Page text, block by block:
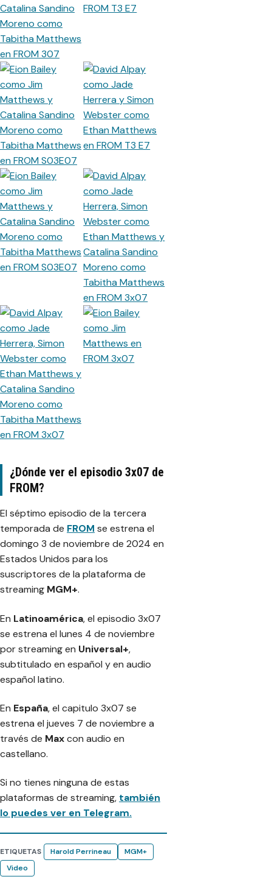
¿Dónde ver el episodio 3x07 de
FROM?
El séptimo episodio de la tercera
temporada de FROM se estrena el
domingo 3 de noviembre de 2024 en
Estados Unidos para los
suscriptores de la plataforma de
streaming MGM+.
En Latinoamérica, el episodio 3x07
se estrena el lunes 4 de noviembre
por streaming en Universal+,
subtitulado en español y en audio
español latino.
En España, el capitulo 3x07 se
estrena el jueves 7 de noviembre a
través de Maxcon audio en
castellano.
Si no tienes ninguna de estas
plataformas de streaming, también
lo puedes ver en Telegram.
ETIQUETAS Harold Perrineau
MGM+
Video